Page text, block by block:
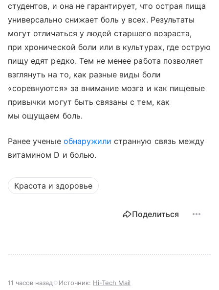
студентов, и она не гарантирует, что острая пища
универсально снижает боль у всех. Результаты
могут отличаться у людей старшего возраста,
при хронической боли или в культурах, где острую
пищу едят редко. Тем не менее работа позволяет
взглянуть на то, как разные виды боли
«соревнуются» за внимание мозга и как пищевые
привычки могут быть связаны с тем, как
мы ощущаем боль.
Ранее ученые обнаружили странную связь между
витамином D и болью.
Красота и здоровье
Поделиться
11 часов назад Источник: Hi-Tech Mail